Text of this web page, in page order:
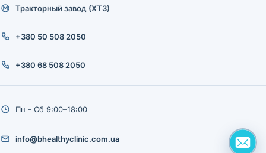
Тракторный завод (ХТЗ)
+380 50 508 2050
+380 68 508 2050
Пн - Сб 9:00–18:00
info@bhealthyclinic.com.ua